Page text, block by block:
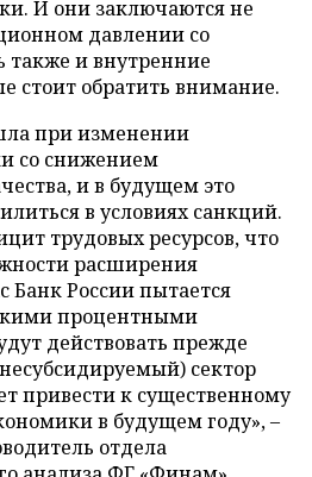
И они заключаются не
давлении со
также и внутренние
стоит обратить внимание.
при изменении
со снижением
и в будущем это
в условиях санкций.
трудовых ресурсов, что
расширения
Банк России пытается
процентными
действовать прежде
сектор
привести к существенному
в будущем году», –
отдела